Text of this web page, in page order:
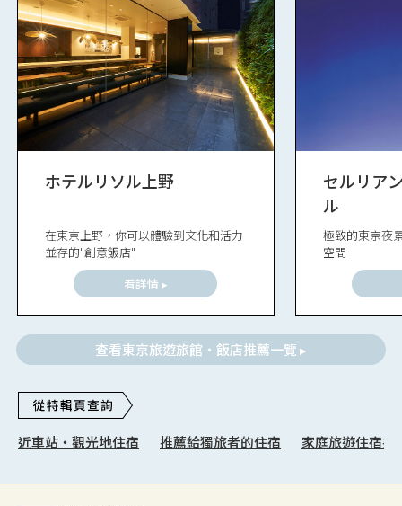
ホテルリソル上野
在東京上野，你可以體驗到文化和活力
並存的"創意飯店"
看詳情 ▸
セルリア
ル
極致的東京夜
空間
查看東京旅遊旅館・飯店推薦一覽 ▸
近車站・觀光地住宿 推薦給獨旅者的住宿 家庭旅遊住宿推